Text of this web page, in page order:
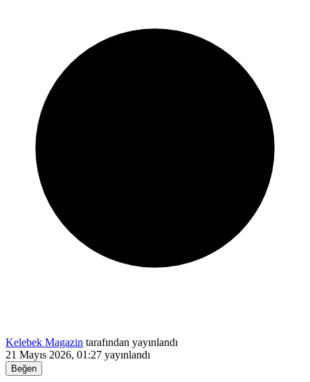
Kelebek Magazin tarafından yayınlandı
21 Mayıs 2026, 01:27 yayınlandı
Beğen